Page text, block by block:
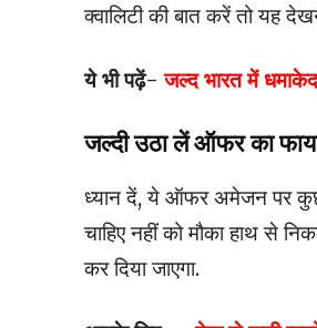
क्वालिटी की बात करें तो यह
ये भी पढ़ें- जल्द भारत में
जल्दी उठा लें ऑफर का
ध्यान दें, ये ऑफर अमेजन पर कुछ
चाहिए नहीं को मौका हाथ से
कर दिया जाएगा.